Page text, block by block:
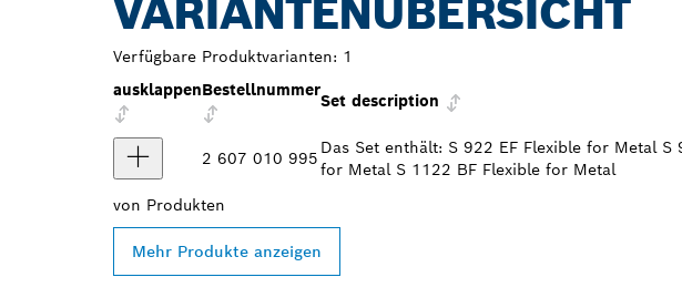
VARIANTENÜBERSICHT
Verfügbare Produktvarianten: 1
ausklappenBestellnummer
Set description
2 607 010 995
Das Set enthält: S 922 EF Flexible for Metal
for Metal S 1122 BF Flexible for Metal
von Produkten
Mehr Produkte anzeigen